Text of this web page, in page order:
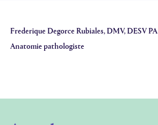
Frederique Degorce Rubiales, DMV, DESV PA
Anatomie pathologiste